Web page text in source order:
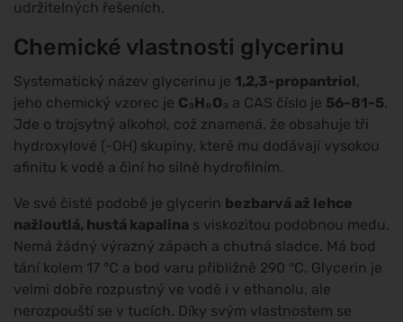
udržitelných řešeních.
Chemické vlastnosti glycerinu
Systematický název glycerinu je 1,2,3-propantriol,
jeho chemický vzorec je C₃H₈O₃ a CAS číslo je 56-81-5.
Jde o trojsytný alkohol, což znamená, že obsahuje tři
hydroxylové (-OH) skupiny, které mu dodávají vysokou
afinitu k vodě a činí ho silně hydrofilním.
Ve své čisté podobě je glycerin bezbarvá až lehce
nažloutlá, hustá kapalina s viskozitou podobnou medu.
Nemá žádný výrazný zápach a chutná sladce. Má bod
tání kolem 17 °C a bod varu přibližně 290 °C. Glycerin je
velmi dobře rozpustný ve vodě i v ethanolu, ale
nerozpouští se v tucích. Díky svým vlastnostem se